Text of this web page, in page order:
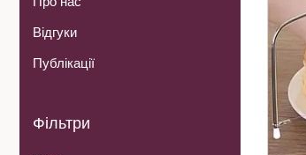
Відгуки
Публікації
Фільтри